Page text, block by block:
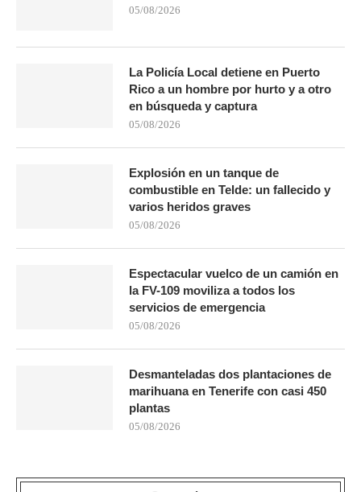
05/08/2026
La Policía Local detiene en Puerto
Rico a un hombre por hurto y a otro
en búsqueda y captura
05/08/2026
Explosión en un tanque de
combustible en Telde: un fallecido y
varios heridos graves
05/08/2026
Espectacular vuelco de un camión en
la FV-109 moviliza a todos los
servicios de emergencia
05/08/2026
Desmanteladas dos plantaciones de
marihuana en Tenerife con casi 450
plantas
05/08/2026